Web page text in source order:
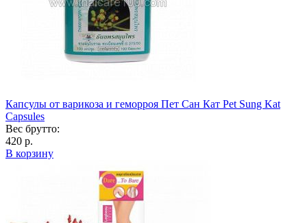
Капсулы от варикоза и геморроя Пет Сан Кат Pet Sung Kat
Capsules
Вес брутто:
420 р.
В корзину